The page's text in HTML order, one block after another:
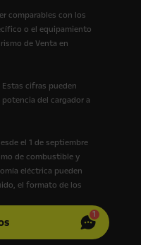
comparables con los
o el equipamiento
de Venta en
cifras pueden
del cargador a
el 1 de septiembre
de combustible y
eléctrica pueden
el formato de los
1